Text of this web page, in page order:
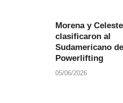
Morena y
clasificaron al
Sudamericano de
Powerlifting
05/06/2026